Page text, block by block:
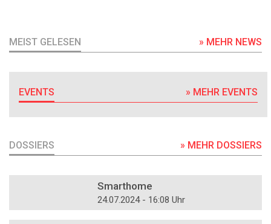
MEIST GELESEN » MEHR NEWS
EVENTS » MEHR EVENTS
DOSSIERS » MEHR DOSSIERS
Smarthome
24.07.2024 - 16:08 Uhr